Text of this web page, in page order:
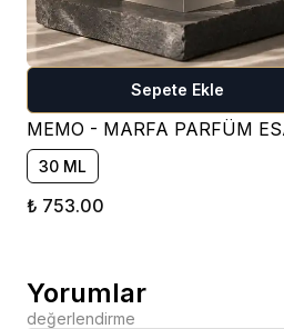
Sepete Ekle
30 ML
₺ 753.00
Yorumlar
değerlendirme